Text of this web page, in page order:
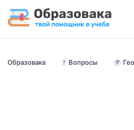
Образовака ❓ Вопросы 🌍